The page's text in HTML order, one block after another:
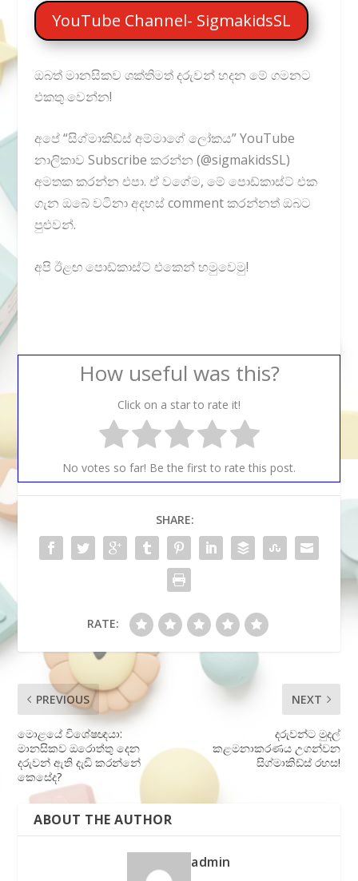
YouTube Channel- SigmakidsSL
ඔබත් මානසිකව ශක්තිමත් දරුවන් හදන මේ ගමනට
එකතු වෙන්න!
අපේ “සිග්මාකිඩ්ස් අම්මාගේ ලෝකය” YouTube
නාලිකාව Subscribe කරන්න (@sigmakidsSL)
අමතක කරන්න එපා. ඒ වගේම, මේ පොඩ්කාස්ට් එක
ගැන ඔබේ වටිනාඅදහස් comment කරන්නත්ඔබට
පුළුවන්.
අපි ඊළඟ පොඩ්කාස්ට් එකෙන් හමුවෙමු!
How useful was this?
Click on a star to rate it!
No votes so far! Be the first to rate this post.
SHARE:
RATE:
PREVIOUS
මොළයේ විශේෂඥයා:
මානසිකව ඔරොත්තු දෙන
දරුවන් ඇති දැඩි කරන්නේ
කෙසේද?
NEXT
දරුවන්ට මුදල්
කළමනාකරණය උගන්වන
සිග්මාකිඩ්ස් රහස!
ABOUT THE AUTHOR
admin